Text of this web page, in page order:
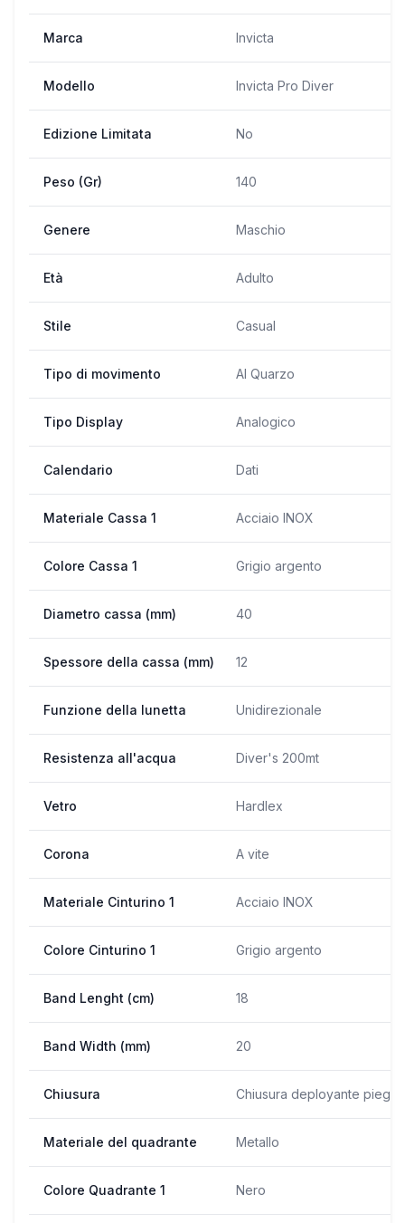
Marca Invicta
Modello Invicta Pro Diver
Edizione Limitata No
Peso (Gr) 140
Genere Maschio
Età Adulto
Stile Casual
Tipo di movimento Al Quarzo
Tipo Display Analogico
Calendario Dati
Materiale Cassa 1 Acciaio INOX
Colore Cassa 1 Grigio argento
Diametro cassa (mm) 40
Spessore della cassa (mm) 12
Funzione della lunetta Unidirezionale
Resistenza all'acqua Diver's 200mt
Vetro Hardlex
Corona A vite
Materiale Cinturino 1 Acciaio INOX
Colore Cinturino 1 Grigio argento
Band Lenght (cm) 18
Band Width (mm) 20
Chiusura Chiusura deployante
Materiale del quadrante Metallo
Colore Quadrante 1 Nero